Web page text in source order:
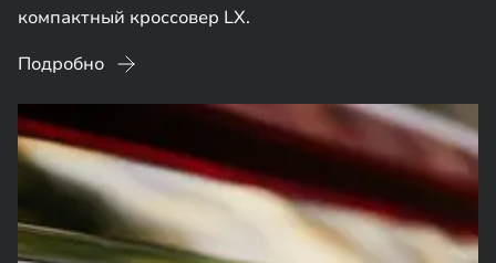
компактный кроссовер LX.
Подробно